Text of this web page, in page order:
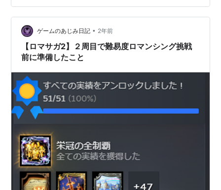
皇帝だけあって、凄い数値です。 筋力23で魔力24とか異
常ですね。 あとスキルレベルがオール100なのは、先代
最終皇帝から受け継いだ証なので気にしないでくださ
い。初期から強い子になっていま…
ゲームのあじみ日記 • 2年前
【ロマサガ2】２周目で難易度ロマンシング挑戦
前に準備したこと